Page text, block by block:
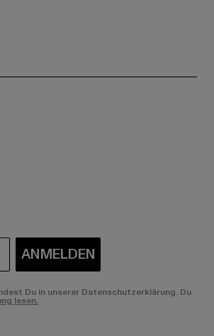
ANMELDEN
Du in unserer Datenschutzerklärung. Du
lesen.